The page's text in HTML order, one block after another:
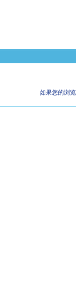
如果您的浏